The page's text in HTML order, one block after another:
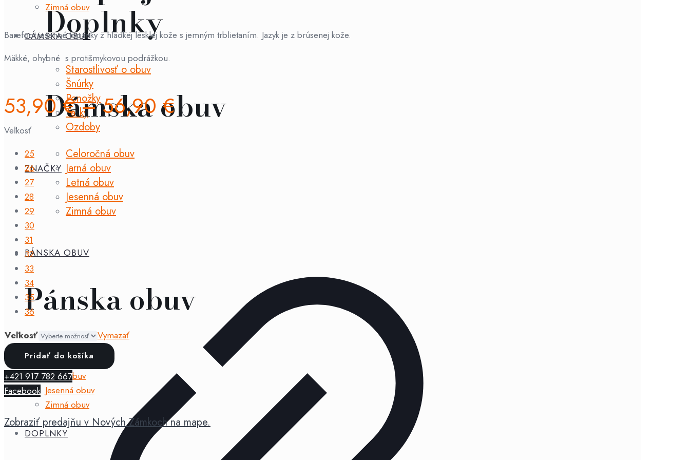
Doplnky
Starostlivosť o obuv
Šnúrky
Ponožky
Tašky
Ozdoby
ZNAČKY
Zimná obuv
DÁMSKA OBUV
Dámska obuv
Celoročná obuv
Jarná obuv
Letná obuv
Jesenná obuv
Zimná obuv
PÁNSKA OBUV
Pánska obuv
Celoročná obuv
Jarná obuv
Letná obuv
Jesenná obuv
Zimná obuv
DOPLNKY
Barefoot jesenné topánky z hladkej lesklej kože s jemným trblietaním. Jazyk je z brúsenej kože.
Mäkké, ohybné s protišmykovou podrážkou.
53,90€–56,90€
Veľkosť
25
26
27
28
29
30
31
32
33
34
35
36
Veľkosť
Vymazať
množstvo
D.D.step
-
jesenná
063
Black
Pridať do košíka
+421 917 782 667
Facebook
Zobraziť predajňu v Nových Zámkoch na mape.